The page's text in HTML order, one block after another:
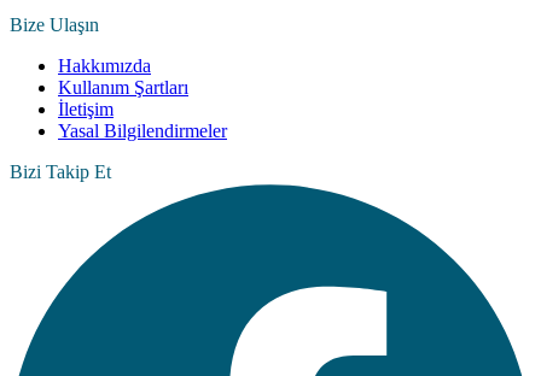
Bize Ulaşın
Hakkımızda
Kullanım Şartları
İletişim
Yasal Bilgilendirmeler
Bizi Takip Et